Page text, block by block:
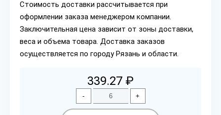
Стоимость доставки рассчитывается при
оформлении заказа менеджером компании.
Заключительная цена зависит от зоны доставки,
веса и объема товара. Доставка заказов
осуществляется по городу Рязань и области.
339.27 ₽
- +